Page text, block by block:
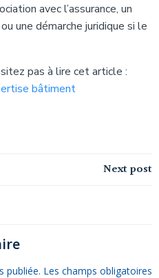
avec l’assurance, un
une démarche juridique si le
pas à lire cet article :
bâtiment
Navigation
l’article
Next post
publiée. Les champs obligatoires